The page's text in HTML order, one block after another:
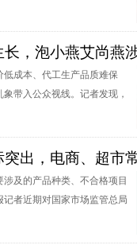
，泡小燕艾尚燕
成本、代工生产品质难保
带入公众视线。记者发现，
出，电商、超市
及的产品种类、不合格项目
记者近期对国家市场监管总局